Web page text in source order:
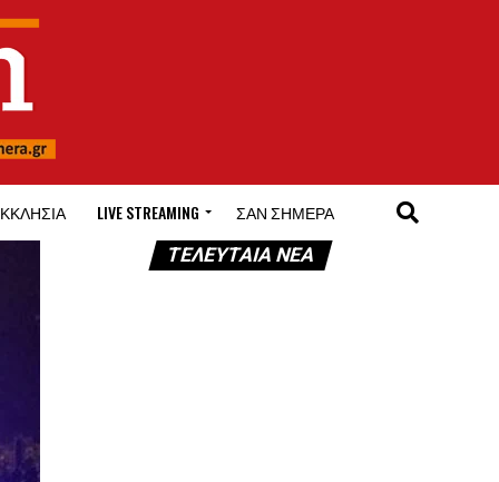
LIVE STREAMING ΣΑΝ ΣΉΜΕΡΑ
ΤΕΛΕΥΤΑΊΑ ΝΈΑ